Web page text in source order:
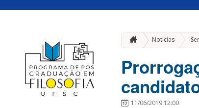
Notícias
11/06/2019 12:00